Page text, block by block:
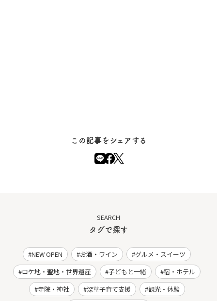
この記事をシェアする
SEARCH
タグで探す
NEW OPEN お酒・ワイン
グルメ・スイーツ
ロケ地・聖地・世界遺産
子どもと一緒
宿・ホテル
寺院・神社
深草子育て支援 観光・体験